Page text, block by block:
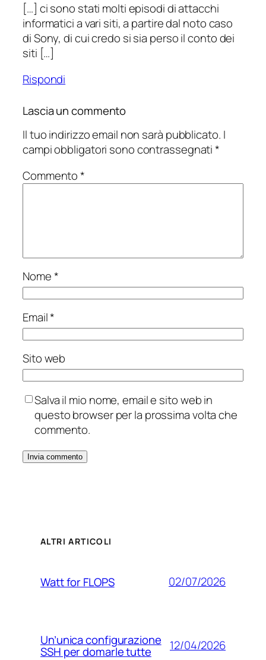
[…] ci sono stati molti episodi di attacchi
informatici a vari siti, a partire dal noto caso
di Sony, di cui credo si sia perso il conto dei
siti […]
Rispondi
Lascia un commento
Il tuo indirizzo email non sarà pubblicato. I
campi obbligatori sono contrassegnati*
Commento*
Nome*
Email*
Sito web
Salva il mio nome, email e sito web in
questo browser per la prossima volta che
commento.
ALTRI ARTICOLI
Watt for FLOPS 02/07/2026
Un’unica configurazione
SSH per domarle tutte 12/04/2026